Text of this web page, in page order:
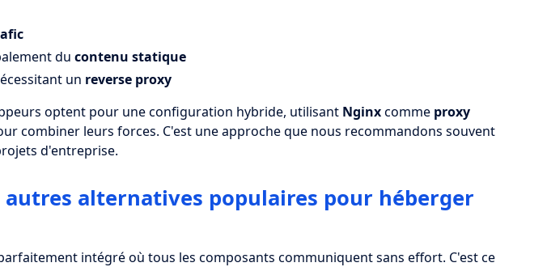
du contenu statique
un reverse proxy
optent pour une configuration hybride, utilisant Nginxcomme proxy
combiner leurs forces. C'est une approche que nous recommandons souvent
d'entreprise.
alternatives populaires pour héberger
intégré où tous les composants communiquent sans effort. C'est ce